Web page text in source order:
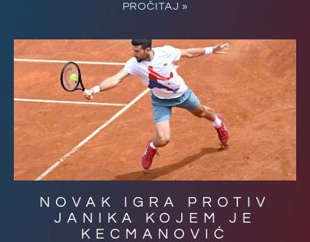
PROČITAJ »
NOVAK IGRA PROTIV
JANIKA KOJEM JE
KECMANOVIĆ